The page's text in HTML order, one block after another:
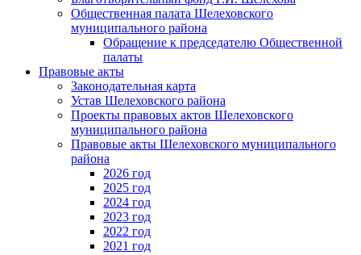
Общественная палата Шелеховского
муниципального района
Обращение к председателю Общественной
палаты
Правовые акты
Законодательная карта
Устав Шелеховского района
Проекты правовых актов Шелеховского
муниципального района
Правовые акты Шелеховского муниципального
района
2026 год
2025 год
2024 год
2023 год
2022 год
2021 год